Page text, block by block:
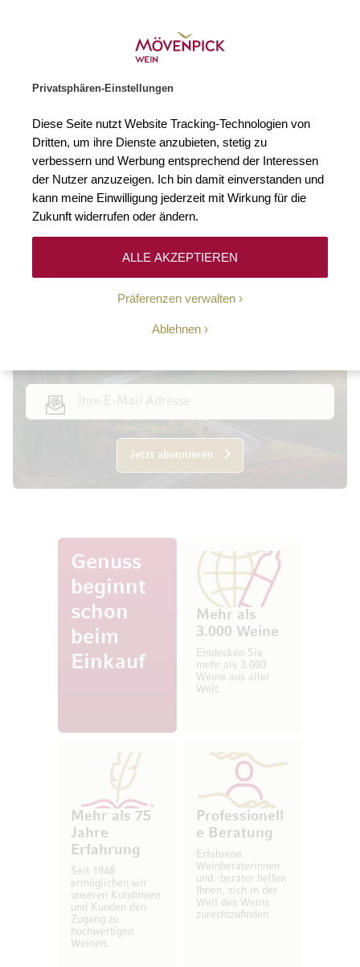
Privatsphären-Einstellungen
Diese Seite nutzt Website Tracking-Technologien von
Dritten, um ihre Dienste anzubieten, stetig zu
verbessern und Werbung entsprechend der Interessen
der Nutzer anzuzeigen. Ich bin damit einverstanden und
kann meine Einwilligung jederzeit mit Wirkung für die
Zukunft widerrufen oder ändern.
Präferenzen verwalten
Ablehnen
ALLE AKZEPTIEREN
Keine Ergebnisse
10-Euro-Willkommens-
Jetzt abonnieren
Genuss
beginnt
schon
beim
Einkauf
Mehr als
3.000 Weine
Entdecken Sie
mehr als 3.000
Weine aus aller
Welt.
Mehr als 75
Jahre
Erfahrung
Seit 1948
ermöglichen wir
unseren Kundinnen
und Kunden den
Zugang zu
hochwertigen
Weinen.
Professionell
e Beratung
Erfahrene
Weinberaterinnen
und -berater helfen
Ihnen, sich in der
Welt des Weins
zurechtzufinden.